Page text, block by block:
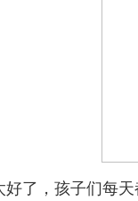
，孩子们每天